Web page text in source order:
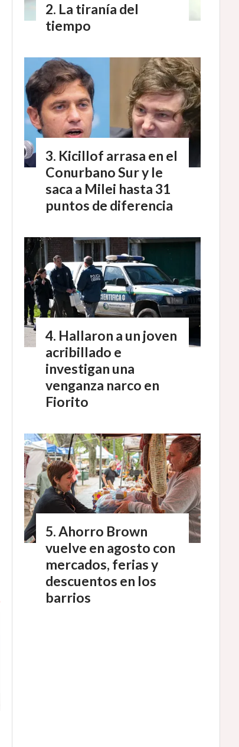
La tiranía del
tiempo
Kicillof arrasa en el
Conurbano Sur y le
saca a Milei hasta 31
puntos de diferencia
Hallaron a un joven
acribillado e
investigan una
venganza narco en
Fiorito
Ahorro Brown
vuelve en agosto con
mercados, ferias y
descuentos en los
barrios